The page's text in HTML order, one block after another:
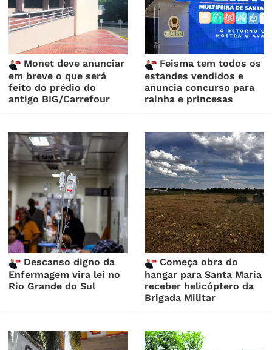
Monet deve anunciar
em breve o que será
feito do prédio do
antigo BIG/Carrefour
Feisma tem todos os
estandes vendidos e
anuncia concurso para
rainha e princesas
Descanso digno da
Enfermagem vira lei no
Rio Grande do Sul
Começa obra do
hangar para Santa Maria
receber helicóptero da
Brigada Militar